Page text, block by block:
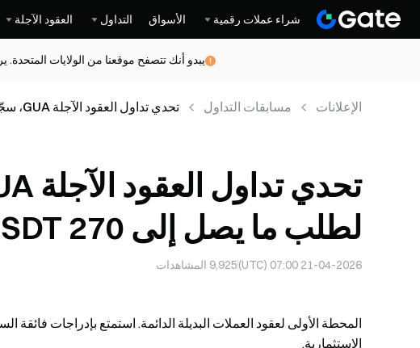
شراء عملات رقمية الأسواق التداول العقود الآجلة
يبدو أنك تتصفح موقعنا من الولايات
الإعلانات مسابقات التداول تحدي تداول العقود الآجلة GUA، سجّل الحضور يوميًا لطلب ما يصل إلى 270 USDT
لطلب ما يصل إلى 270 USDT
21-04-2026 07:00 (UTC)
9,925 المشاهدات
المحطة الأولى لعقود العملات البديلة الدائمة. استمتع بإدراجات
الاستثمارية.